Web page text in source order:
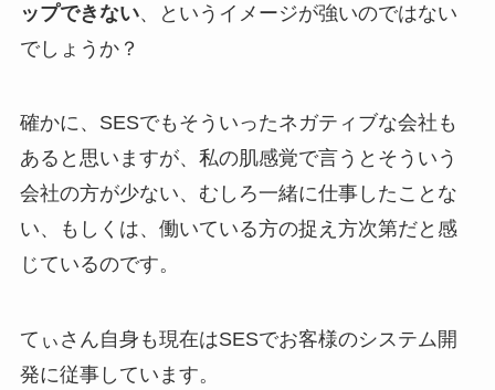
ップできない、というイメージが強いのではない
でしょうか？
確かに、SESでもそういったネガティブな会社も
あると思いますが、私の肌感覚で言うとそういう
会社の方が少ない、むしろ一緒に仕事したことな
い、もしくは、働いている方の捉え方次第だと感
じているのです。
てぃさん自身も現在はSESでお客様のシステム開
発に従事しています。